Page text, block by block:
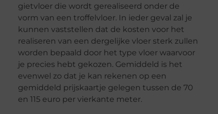
gietvloer die wordt gerealiseerd onder de
vorm van een troffelvloer. In ieder geval zal je
kunnen vaststellen dat de kosten voor het
realiseren van een dergelijke vloer sterk zullen
worden bepaald door het type vloer waarvoor
je precies hebt gekozen. Gemiddeld is het
evenwel zo dat je kan rekenen op een
gemiddeld prijskaartje gelegen tussen de 70
en 115 euro per vierkante meter.